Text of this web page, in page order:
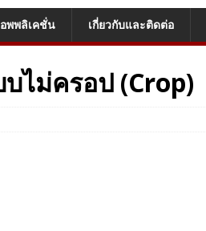
พพลิเคชั่น เกี่ยวกับและติดต่อ
ไม่ครอป (Crop)